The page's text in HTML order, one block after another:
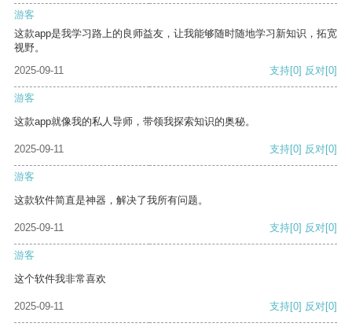
游客
这款app是我学习路上的良师益友，让我能够随时随地学习新知识，拓宽
视野。
2025-09-11
支持[0] 反对[0]
游客
这款app就像我的私人导师，带领我探索知识的奥秘。
2025-09-11 支持[0] 反对[0]
游客
这款软件简直是神器，解决了我所有问题。
2025-09-11 支持[0] 反对[0]
游客
这个软件我非常喜欢
2025-09-11 支持[0] 反对[0]